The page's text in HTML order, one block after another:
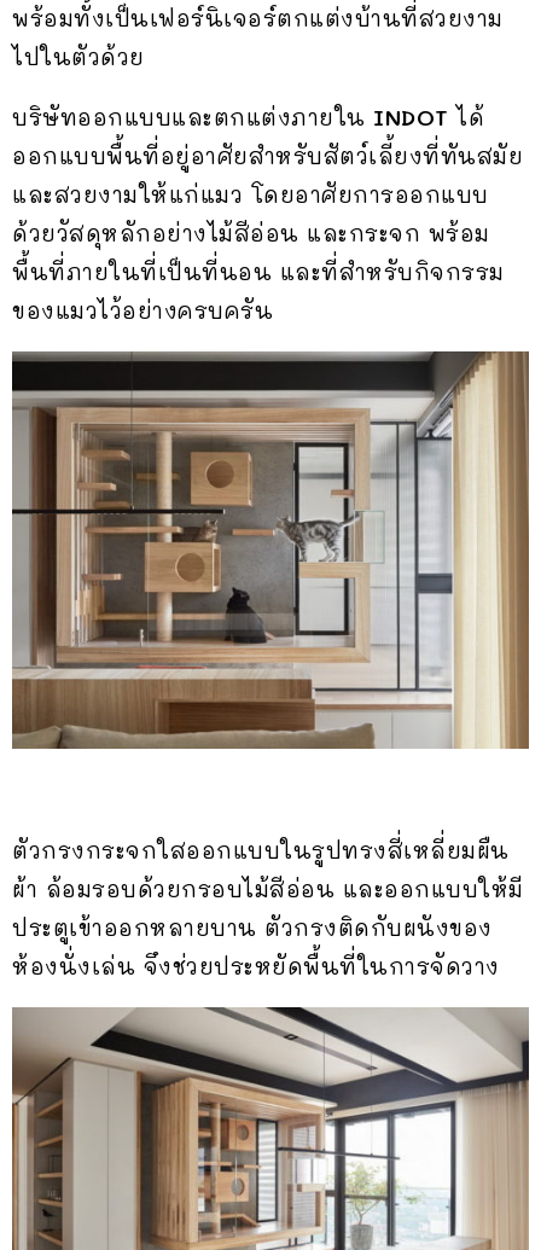
พร้อมทั้งเป็นเฟอร์นิเจอร์ตกแต่งบ้านที่สวยงาม
ไปในตัวด้วย
บริษัทออกแบบและตกแต่งภายใน INDOTได้
ออกแบบพื้นที่อยู่อาศัยสำหรับสัตว์เลี้ยงที่ทันสมัย
และสวยงามให้แก่แมว โดยอาศัยการออกแบบ
ด้วยวัสดุหลักอย่างไม้สีอ่อน และกระจก พร้อม
พื้นที่ภายในที่เป็นที่นอน และที่สำหรับกิจกรรม
ของแมวไว้อย่างครบครัน
ตัวกรงกระจกใสออกแบบในรูปทรงสี่เหลี่ยมผืน
ผ้า ล้อมรอบด้วยกรอบไม้สีอ่อน และออกแบบให้มี
ประตูเข้าออกหลายบาน ตัวกรงติดกับผนังของ
ห้องนั่งเล่น จึงช่วยประหยัดพื้นที่ในการจัดวาง